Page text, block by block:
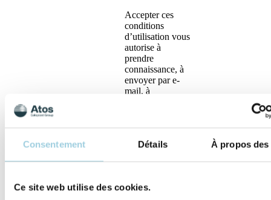
Consentement Détails À propos
Ce site web utilise des cookies.
Accepter ces
conditions
d’utilisation vous
autorise à
prendre
connaissance, à
envoyer par e-
mail, à
uniquement pour
commerciales.